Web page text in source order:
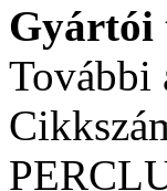
Gyártói
További